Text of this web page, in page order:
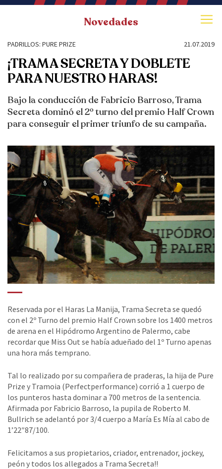
Novedades
PADRILLOS: PURE PRIZE 21.07.2019
¡TRAMA SECRETA Y DOBLETE
PARA NUESTRO HARAS!
Bajo la conducción de Fabricio Barroso, Trama
Secreta dominó el 2º turno del premio Half Crown
para conseguir el primer triunfo de su campaña.
Reservada por el Haras La Manija, Trama Secreta se quedó
con el 2º Turno del premio Half Crown sobre los 1400 metros
de arena en el Hipódromo Argentino de Palermo, cabe
recordar que Miss Out se había adueñado del 1º Turno apenas
una hora más temprano.
Tal lo realizado por su compañera de praderas, la hija de Pure
Prize y Tramoia (Perfectperformance) corrió a 1 cuerpo de
los punteros hasta dominar a 700 metros de la sentencia.
Afirmada por Fabricio Barroso, la pupila de Roberto M.
Bullrich se adelantó por 3/4 cuerpo a María Es Mía al cabo de
1’22″87/100.
Felicitamos a sus propietarios, criador, entrenador, jockey,
peón y todos los allegados a Trama Secreta!!